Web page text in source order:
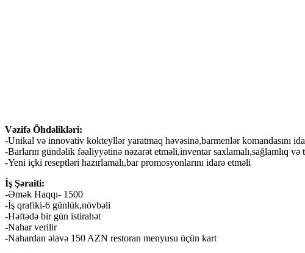
Vəzifə Öhdəlikləri:
-Unikal və innovativ kokteyllər yaratmaq həvəsinə,barmenlər komandasını
-Barların gündəlik fəaliyyətinə nəzarət etməli,inventar saxlamalı,sağlamlıq
-Yeni içki reseptləri hazırlamalı,bar promosyonlarını idarə etməli
İş Şəraiti:
-Əmək Haqqı- 1500
-İş qrafiki-6 günlük,növbəli
-Həftədə bir gün istirahət
-Nahar verilir
-Nahardan əlavə 150 AZN restoran menyusu üçün kart